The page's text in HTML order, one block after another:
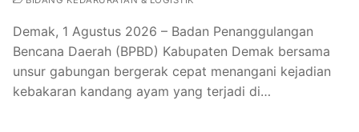
Demak, 1 Agustus 2026 – Badan Penanggulangan
Bencana Daerah (BPBD) Kabupaten Demak bersama
unsur gabungan bergerak cepat menangani kejadian
kebakaran kandang ayam yang terjadi di…